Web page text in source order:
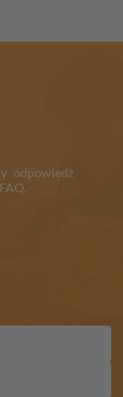
odpowiedź